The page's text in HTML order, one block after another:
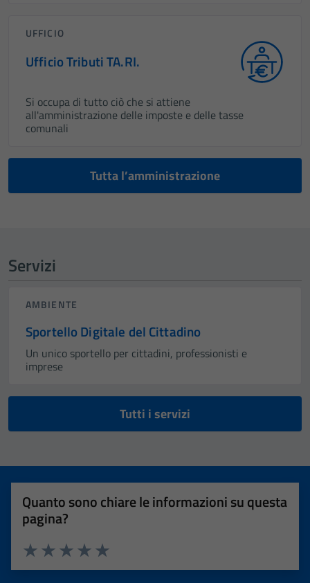
UFFICIO
Ufficio Tributi TA.RI.
Si occupa di tutto ciò che si attiene
all'amministrazione delle imposte e delle tasse
comunali
Tutta l’amministrazione
Servizi
AMBIENTE
Sportello Digitale del Cittadino
Un unico sportello per cittadini, professionisti e
imprese
Tutti i servizi
Quanto sono chiare le informazioni su questa
pagina?
Valuta 5 stelle su 5
Valuta 4 stelle su 5
Valuta 3 stelle su 5
Valuta 2 stelle su 5
Valuta 1 stelle su 5